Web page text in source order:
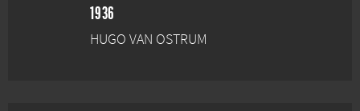
1936
HUGO VAN OSTRUM